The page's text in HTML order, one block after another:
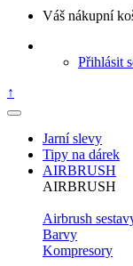
Váš nákupní
Přihlásit
↑
Jarní slevy
Tipy na dárek
AIRBRUSH
AIRBRUSH
Airbrush
Barvy
Kompresory